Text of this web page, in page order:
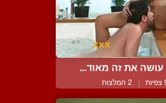
עושה את זה מאוד...
| 2 המלצות